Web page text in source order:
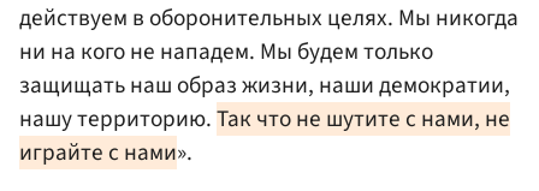
действуем в оборонительных целях. Мы никогда
ни на кого не нападем. Мы будем только
защищать наш образ жизни, наши демократии,
нашу территорию.Так что не шутите с нами, не
играйте с нами».